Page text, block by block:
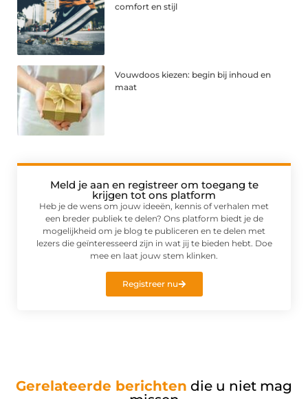
comfort en stijl
Vouwdoos kiezen: begin bij inhoud en
maat
Meld je aan en registreer om toegang te
krijgen tot ons platform
Heb je de wens om jouw ideeën, kennis of verhalen met
een breder publiek te delen? Ons platform biedt je de
mogelijkheid om je blog te publiceren en te delen met
lezers die geïnteresseerd zijn in wat jij te bieden hebt. Doe
mee en laat jouw stem klinken.
Registreer nu
Gerelateerde berichten die u niet mag